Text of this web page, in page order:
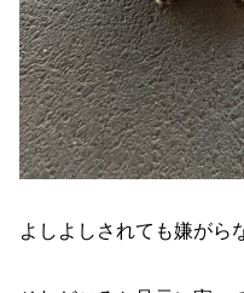
よしよしされても嫌がら